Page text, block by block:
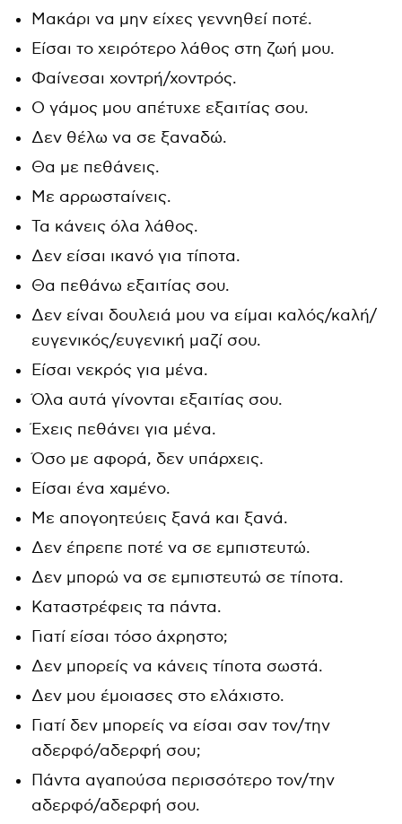
Μακάρι να μην είχες γεννηθεί ποτέ.
Είσαι το χειρότερο λάθος στη ζωή μου.
Φαίνεσαι χοντρή/χοντρός.
Ο γάμος μου απέτυχε εξαιτίας σου.
Δεν θέλω να σε ξαναδώ.
Θα με πεθάνεις.
Με αρρωσταίνεις.
Τα κάνεις όλα λάθος.
Δεν είσαι ικανό για τίποτα.
Θα πεθάνω εξαιτίας σου.
Δεν είναι δουλειά μου να είμαι καλός/καλή/
ευγενικός/ευγενική μαζί σου.
Είσαι νεκρός για μένα.
Όλα αυτά γίνονται εξαιτίας σου.
Έχεις πεθάνει για μένα.
Όσο με αφορά, δεν υπάρχεις.
Είσαι ένα χαμένο.
Με απογοητεύεις ξανά και ξανά.
Δεν έπρεπε ποτέ να σε εμπιστευτώ.
Δεν μπορώ να σε εμπιστευτώ σε τίποτα.
Καταστρέφεις τα πάντα.
Γιατί είσαι τόσο άχρηστο;
Δεν μπορείς να κάνεις τίποτα σωστά.
Δεν μου έμοιασες στο ελάχιστο.
Γιατί δεν μπορείς να είσαι σαν τον/την
αδερφό/αδερφή σου;
Πάντα αγαπούσα περισσότερο τον/την
αδερφό/αδερφή σου.